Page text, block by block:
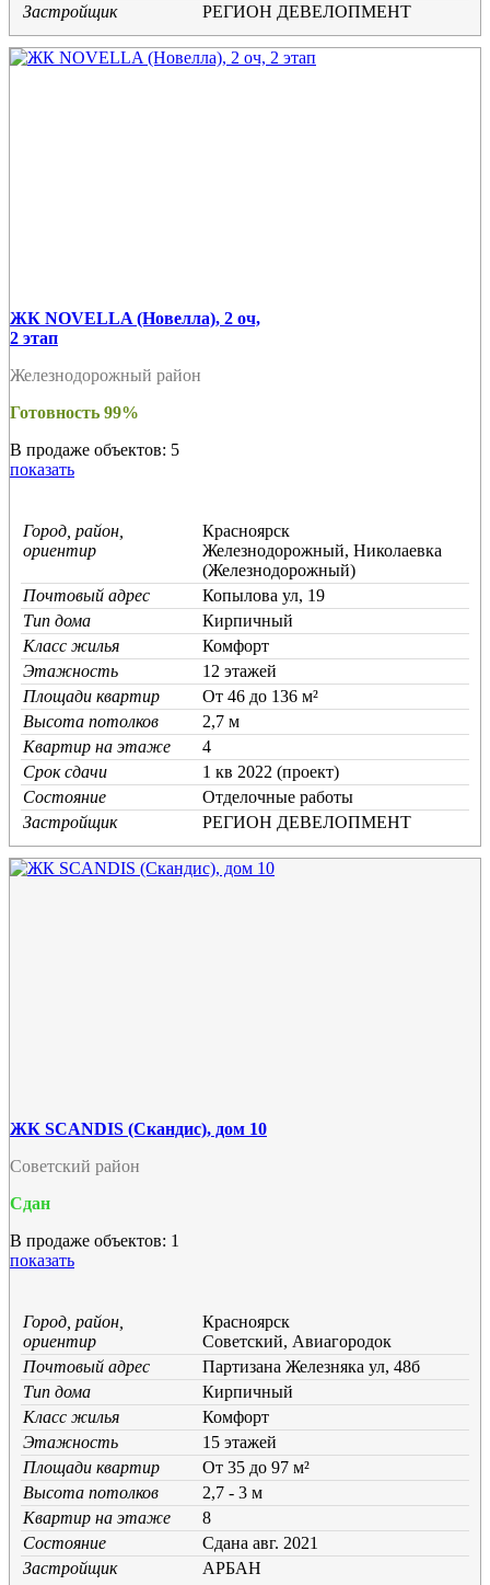
Застройщик
РЕГИОН ДЕВЕЛОПМЕНТ
ЖК NOVELLA (Новелла), 2 оч,
2 этап
Железнодорожный район
Готовность 99%
В продаже объектов: 5
показать
Город, район,
ориентир
Красноярск
Железнодорожный, Николаевка
(Железнодорожный)
Почтовый адрес
Копылова ул, 19
Тип дома
Кирпичный
Класс жилья
Комфорт
Этажность
12 этажей
Площади квартир
От 46 до 136 м²
Высота потолков
2,7 м
Квартир на этаже
4
Срок сдачи
1 кв 2022 (проект)
Состояние
Отделочные работы
Застройщик
РЕГИОН ДЕВЕЛОПМЕНТ
ЖК SCANDIS (Скандис), дом 10
Советский район
Сдан
В продаже объектов: 1
показать
Город, район,
ориентир
Красноярск
Советский, Авиагородок
Почтовый адрес
Партизана Железняка ул, 48б
Тип дома
Кирпичный
Класс жилья
Комфорт
Этажность
15 этажей
Площади квартир
От 35 до 97 м²
Высота потолков
2,7 - 3 м
Квартир на этаже
8
Состояние
Cдана авг. 2021
Застройщик
АРБАН